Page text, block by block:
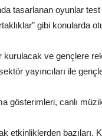
tasarlanan oyunlar
gibi konularda
kurulacak ve gençlere
yayıncıları ile
gösterimleri, canlı
etkinliklerden bazıları.